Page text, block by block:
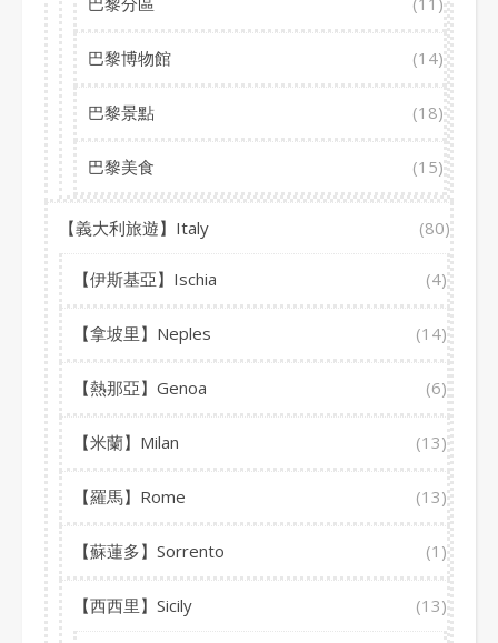
巴黎博物館 (14)
巴黎景點 (18)
巴黎美食 (15)
【義大利旅遊】Italy (80)
【伊斯基亞】Ischia (4)
【拿坡里】Neples (14)
【熱那亞】Genoa (6)
【米蘭】Milan (13)
【羅馬】Rome (13)
【蘇蓮多】Sorrento (1)
【西西里】Sicily (13)